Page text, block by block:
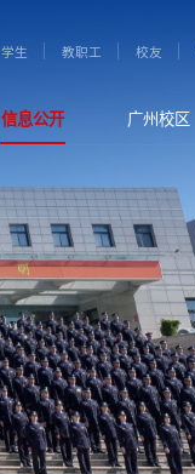
学生 教职工 校友
信息公开 广州校区